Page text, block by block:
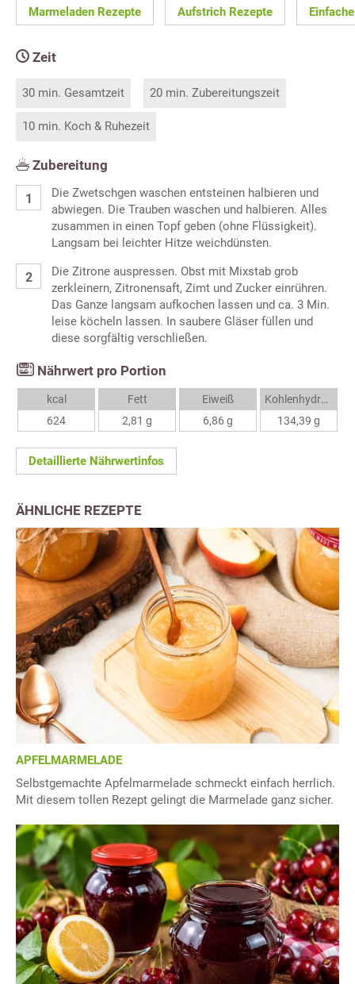
Marmeladen Rezepte Aufstrich Rezepte
Zeit
30 min. Gesamtzeit 20 min. Zubereitungszeit
10 min. Koch & Ruhezeit
Zubereitung
Die Zwetschgen waschen entsteinen halbieren und
abwiegen. Die Trauben waschen und halbieren. Alles
zusammen in einen Topf geben (ohne Flüssigkeit).
Langsam bei leichter Hitze weichdünsten.
Die Zitrone auspressen. Obst mit Mixstab grob
zerkleinern, Zitronensaft, Zimt und Zucker einrühren.
Das Ganze langsam aufkochen lassen und ca. 3 Min.
leise köcheln lassen. In saubere Gläser füllen und
diese sorgfältig verschließen.
Nährwert pro Portion
kcal
624
Fett
2,81 g
Eiweiß
6,86 g
Kohlenhydrate
134,39 g
Detaillierte Nährwertinfos
ÄHNLICHE REZEPTE
APFELMARMELADE
Selbstgemachte Apfelmarmelade schmeckt einfach herrlich.
Mit diesem tollen Rezept gelingt die Marmelade ganz sicher.